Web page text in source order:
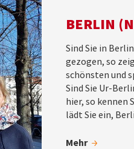
BERLIN
Sind Sie in
gezogen, so
schönsten und
Sind Sie Ur-
hier, so kennen
lädt Sie ein,
Mehr